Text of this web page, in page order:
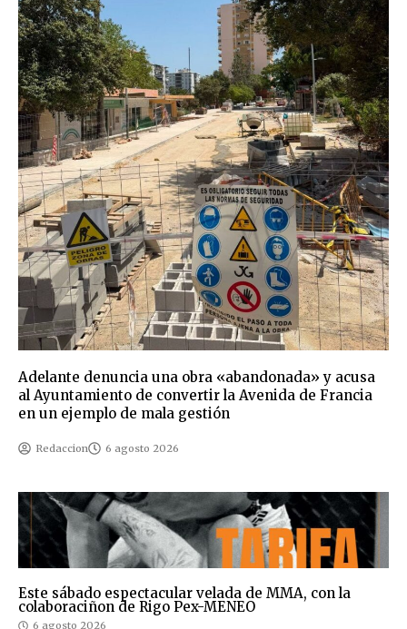
Adelante denuncia una obra «abandonada» y acusa
al Ayuntamiento de convertir la Avenida de Francia
en un ejemplo de mala gestión
Redaccion 6 agosto 2026
Este sábado espectacular velada de MMA, con la
colaboraciñon de Rigo Pex-MENEO
6 agosto 2026